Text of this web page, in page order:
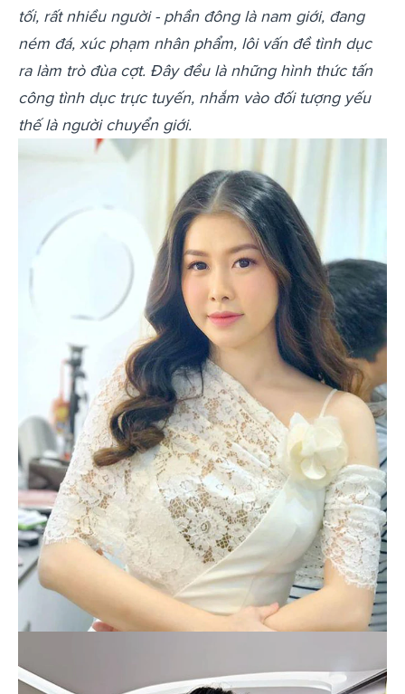
tối, rất nhiều người - phần đông là nam giới, đang
ném đá, xúc phạm nhân phẩm, lôi vấn đề tình dục
ra làm trò đùa cợt. Đây đều là những hình thức tấn
công tình dục trực tuyến, nhắm vào đối tượng yếu
thế là người chuyển giới.